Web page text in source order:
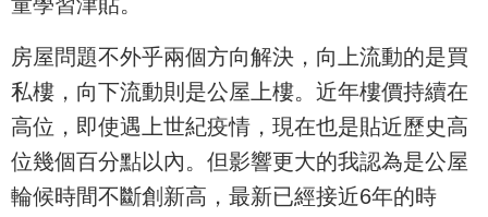
房屋問題不外乎兩個方向解決，向上流動的是買
私樓，向下流動則是公屋上樓。近年樓價持續在
高位，即使遇上世紀疫情，現在也是貼近歷史高
位幾個百分點以內。但影響更大的我認為是公屋
輪候時間不斷創新高，最新已經接近6年的時